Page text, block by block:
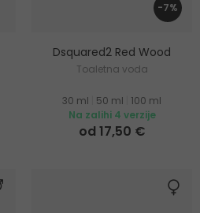
-7%
Dsquared2 Red Wood
Toaletna voda
30 ml 50 ml
100 ml
Na zalihi 4 verzije
od 17,50 €